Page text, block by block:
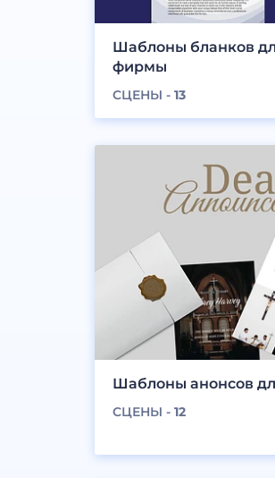
Шаблоны бланков
фирмы
СЦЕНЫ -13
Шаблоны анонсов
СЦЕНЫ -12